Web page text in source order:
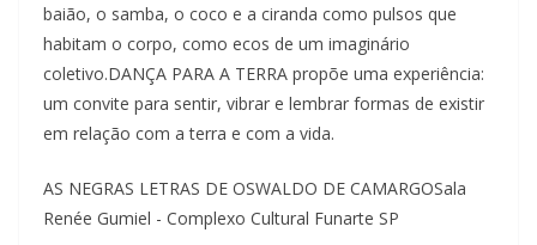
baião, o samba, o coco e a ciranda como pulsos que
habitam o corpo, como ecos de um imaginário
coletivo.DANÇA PARA A TERRA propõe uma experiência:
um convite para sentir, vibrar e lembrar formas de existir
em relação com a terra e com a vida.
AS NEGRAS LETRAS DE OSWALDO DE CAMARGOSala
Renée Gumiel - Complexo Cultural Funarte SP